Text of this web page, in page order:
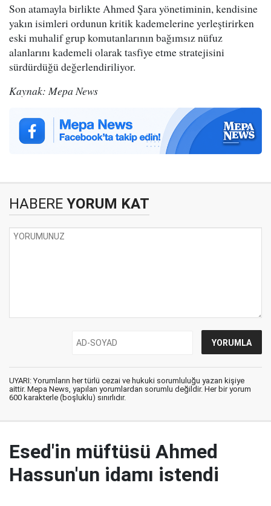
Son atamayla birlikte Ahmed Şara yönetiminin, kendisine
yakın isimleri ordunun kritik kademelerine yerleştirirken
eski muhalif grup komutanlarının bağımsız nüfuz
alanlarını kademeli olarak tasfiye etme stratejisini
sürdürdüğü değerlendiriliyor.
Kaynak: Mepa News
HABERE YORUM KAT
UYARI: Yorumların her türlü cezai ve hukuki sorumluluğu yazan kişiye
aittir. Mepa News, yapılan yorumlardan sorumlu değildir. Her bir yorum
600 karakterle (boşluklu) sınırlıdır.
Esed'in müftüsü Ahmed
Hassun'un idamı istendi